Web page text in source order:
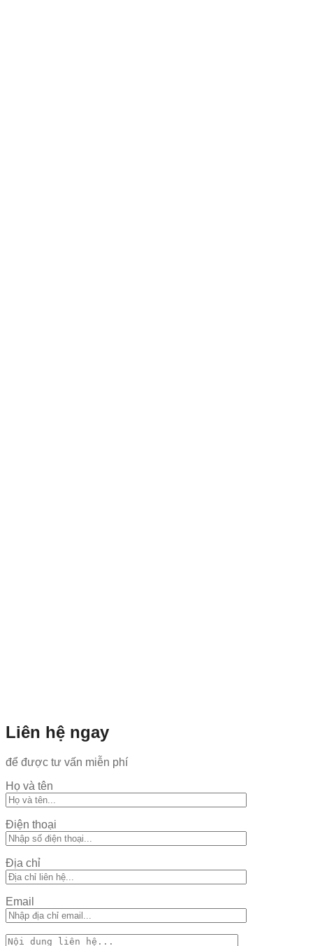
Liên hệ ngay
để được tư vấn miễn phí
Họ và tên
Điện thoại
Địa chỉ
Email